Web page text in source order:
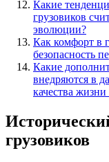
Какие
грузовиков
эволюции?
Как комфорт в
безопасность
Какие
внедряются в
качества
грузовиков